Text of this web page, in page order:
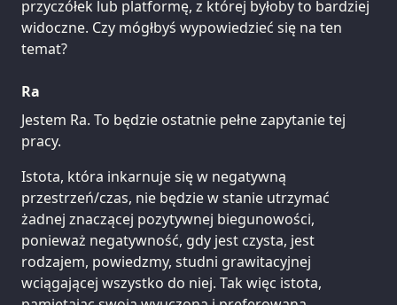
przyczółek lub platformę, z której byłoby to bardziej
widoczne. Czy mógłbyś wypowiedzieć się na ten
temat?
Ra
Jestem Ra. To będzie ostatnie pełne zapytanie tej
pracy.
Istota, która inkarnuje się w negatywną
przestrzeń/czas, nie będzie w stanie utrzymać
żadnej znaczącej pozytywnej biegunowości,
ponieważ negatywność, gdy jest czysta, jest
rodzajem, powiedzmy, studni grawitacyjnej
wciągającej wszystko do niej. Tak więc istota,